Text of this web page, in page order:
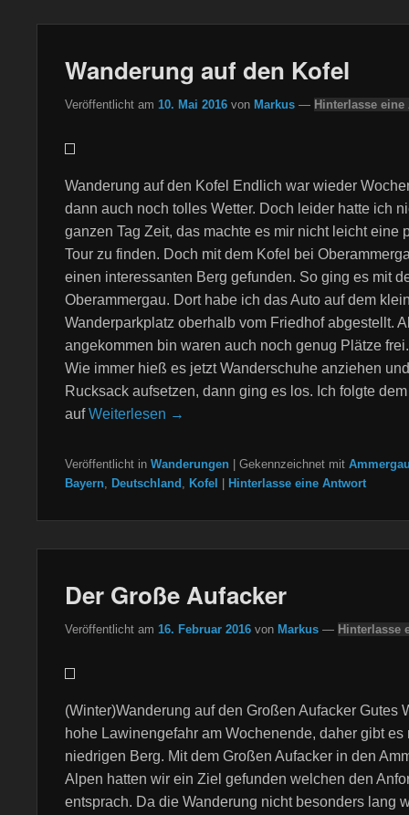
Wanderung auf den Kofel
Veröffentlicht am 10. Mai 2016 von Markus — Hinterlasse eine
Wanderung auf den Kofel Endlich war wieder
dann auch noch tolles Wetter. Doch leider hatte ich
ganzen Tag Zeit, das machte es mir nicht leicht eine
Tour zu finden. Doch mit dem Kofel bei
einen interessanten Berg gefunden. So ging es mit
Oberammergau. Dort habe ich das Auto auf dem
Wanderparkplatz oberhalb vom Friedhof abgestellt.
angekommen bin waren auch noch genug Plätze
Wie immer hieß es jetzt Wanderschuhe anziehen
Rucksack aufsetzen, dann ging es los. Ich folgte
aufWeiterlesen →
Veröffentlicht in Wanderungen Gekennzeichnet mit
Bayern
Deutschland Kofel Hinterlasse eine Antwort
Der Große Aufacker
Veröffentlicht am 16. Februar 2016 von Markus — Hinterlasse
(Winter)Wanderung auf den Großen Aufacker Gutes
hohe Lawinengefahr am Wochenende, daher gibt es
niedrigen Berg. Mit dem Großen Aufacker in den
Alpen hatten wir ein Ziel gefunden welchen den
entsprach. Da die Wanderung nicht besonders lang